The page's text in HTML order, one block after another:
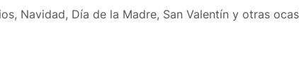
Navidad, Día de la Madre, San Valentín y otras